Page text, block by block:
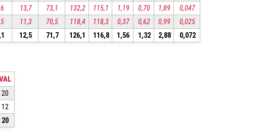
13,7 73,1 132,2 115,1 1,19 0,70 1,89
0,047
11,3 70,5 118,4 118,3 0,37 0,62 0,99
0,025
12,5 71,7 126,1 116,8 1,56 1,32 2,88 0,072
20
12
20